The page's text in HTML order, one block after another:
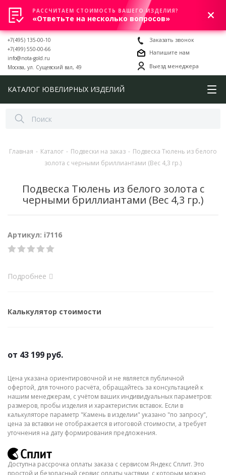
0
+7(495) 135-00-10
+7(499) 550-00-66
info@nota-gold.ru
Москва, ул. Сущевский вал, 49
Заказать звонок
Напишите нам
Выезд менеджера
КАТАЛОГ ЮВЕЛИРНЫХ ИЗДЕЛИЙ
Главная - Каталог - Подвески на заказ - Подвеска Тюлень из белого
золота с черными бриллиантами (Вес 4,3 гр.)
Подвеска Тюлень из белого золота с
черными бриллиантами (Вес 4,3 гр.)
Артикул: i7116
Подробнее
Калькулятор стоимости
от 43 199 руб.
Цена указана ориентировочной и не является публичной
офертой, для точного расчёта, обращайтесь за консультацией к
нашим менеджерам, с учётом ваших индивидуальных параметров:
размеров, пробы изделия и характеристик вставок. Если в
калькуляторе параметр "Камень в изделии" указано "по запросу",
цена за вставки не отображается в итоговой стоимости, а требует
уточнения на дату формирования предложения.
Доступна рассрочка оплаты заказа с сервисом Яндекс Сплит. Это
простой и безопасный сервис оплаты частями, с которым можно
РАССЧИТАЕМ СТОИМОСТЬ ВАШЕГО ИЗДЕЛИЯ?
«Ответьте на несколько вопросов»